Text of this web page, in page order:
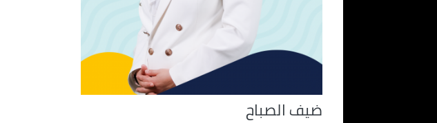
ضيف الصباح